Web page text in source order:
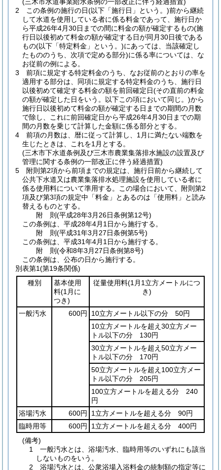
2
この条例の施行の日(以下「施行日」という。)前から継続
して水道を使用している者に係る料金であって、施行日か
ら平成26年4月30日までの間に料金の額が確定するもの(施
行日以後初めて料金の額が確定する日が同月30日後である
もの(以下「特定料金」という。)にあっては、当該確定し
たもののうち、次項で定める部分)に係る率については、な
お従前の例による。
3
前項に規定する特定料金のうち、なお従前のとおりの率を
適用する部分は、同項に規定する特定料金のうち、施行日
以後初めて確定する料金の額を前回確定日(その直前の料金
の額が確定した日をいう。以下この項において同じ。)から
施行日以後初めて料金の額が確定する日までの期間の月数
で除し、これに前回確定日から平成26年4月30日までの期
間の月数を乗じて計算した金額に係る部分とする。
4
前項の月数は、暦に従って計算し、1月に満たない端数を
生じたときは、これを1月とする。
(三木市下水道条例及び三木市農業集落排水施設の設置及び
管理に関する条例の一部改正に伴う経過措置)
5
附則第2項から前項までの規定は、施行日前から継続して
公共下水道又は農業集落排水処理施設を使用している者に
係る使用料について準用する。
この場合において、附則第2
項及び第3項の規定中「料金」とあるのは「使用料」と読み
替えるものとする。
附 則(平成28年3月26日条例第12号)
この条例は、平成28年4月1日から施行する。
附 則(平成31年3月27日条例第5号)
この条例は、平成31年4月1日から施行する。
附 則(令和8年3月27日条例第8号)
この条例は、公布の日から施行する。
別表第1(第19条関係)
種別
基本使用
料(1月に
つき)
従量使用料(1月1立方メートルにつ
き)
一般汚水 600円
10立方メートル以下の分 50円
10立方メートルを超え30立方メー
トル以下の分 130円
30立方メートルを超え50立方メー
トル以下の分 170円
50立方メートルを超え100立方メー
トル以下の分 205円
100立方メートルを超える分 240
円
浴場汚水
600円
1立方メートルを超える分 90円
臨時用等
600円
1立方メートルを超える分 400円
(備考)
1 一般汚水とは、浴場汚水、臨時用等のいずれにも該当
しないものをいう。
2 浴場汚水とは、公衆浴場入浴料金の統制額の指定等に